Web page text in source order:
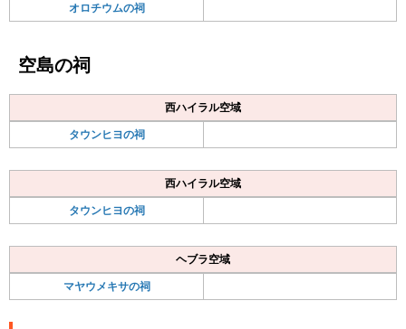
オロチウムの祠
空島の祠
西ハイラル空域
タウンヒヨの祠
西ハイラル空域
タウンヒヨの祠
ヘブラ空域
マヤウメキサの祠